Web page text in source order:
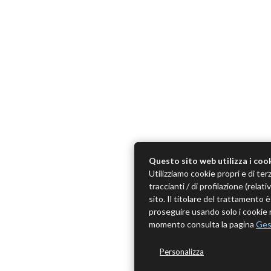
Questo sito web utilizza i
Utilizziamo cookie propri e di
traccianti / di profilazione
sito. Il titolare del trattamento è
proseguire usando solo i
momento consulta la pagina
Personalizza